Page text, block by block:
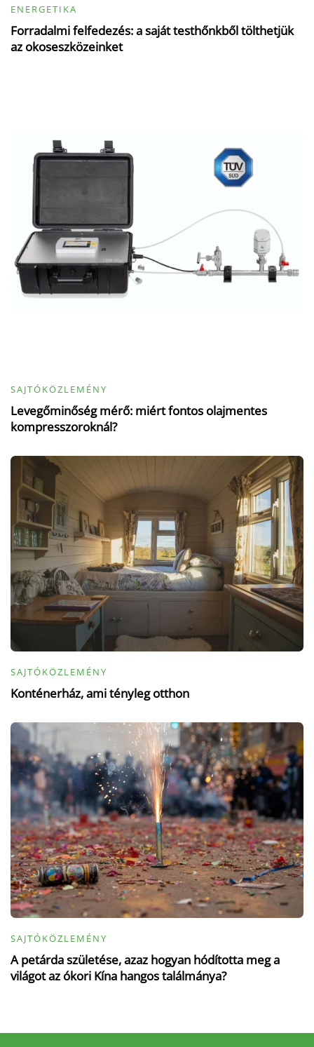
ENERGETIKA
Forradalmi felfedezés: a saját testhőnkből tölthetjük
az okoseszközeinket
SAJTÓKÖZLEMÉNY
Levegőminőség mérő: miért fontos olajmentes
kompresszoroknál?
SAJTÓKÖZLEMÉNY
Konténerház, ami tényleg otthon
SAJTÓKÖZLEMÉNY
A petárda születése, azaz hogyan hódította meg a
világot az ókori Kína hangos találmánya?